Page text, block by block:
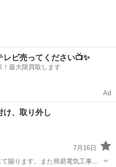
レビ売ってください📺✨
最大限買取します
Ad
け、取り外し
7月16日
賜ります。また簡易電気工事も